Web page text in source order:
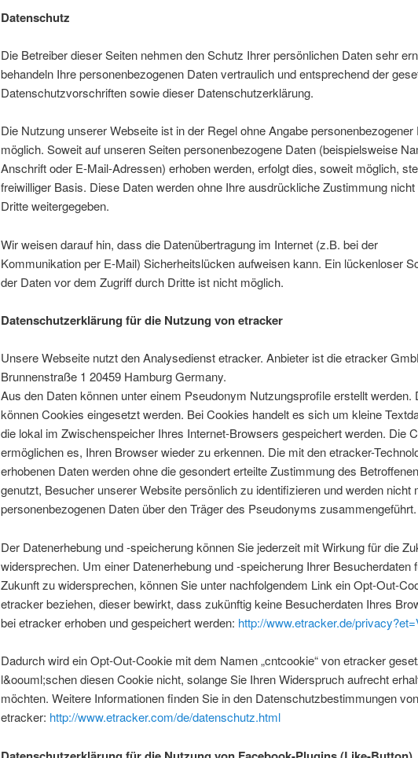
Datenschutz
Die Betreiber dieser Seiten nehmen den Schutz Ihrer persönlichen Daten sehr
behandeln Ihre personenbezogenen Daten vertraulich und entsprechend der
Datenschutzvorschriften sowie dieser Datenschutzerklärung.
Die Nutzung unserer Webseite ist in der Regel ohne Angabe personenbezogener
möglich. Soweit auf unseren Seiten personenbezogene Daten (beispielsweise
Anschrift oder E-Mail-Adressen) erhoben werden, erfolgt dies, soweit möglich,
freiwilliger Basis. Diese Daten werden ohne Ihre ausdrückliche Zustimmung nicht
Dritte weitergegeben.
Wir weisen darauf hin, dass die Datenübertragung im Internet (z.B. bei der
Kommunikation per E-Mail) Sicherheitslücken aufweisen kann. Ein lückenloser
der Daten vor dem Zugriff durch Dritte ist nicht möglich.
Datenschutzerklärung für die Nutzung von etracker
Unsere Webseite nutzt den Analysedienst etracker. Anbieter ist die etracker
Brunnenstraße 1 20459 Hamburg Germany.
Aus den Daten können unter einem Pseudonym Nutzungsprofile erstellt werden.
können Cookies eingesetzt werden. Bei Cookies handelt es sich um kleine
die lokal im Zwischenspeicher Ihres Internet-Browsers gespeichert werden. Die
ermöglichen es, Ihren Browser wieder zu erkennen. Die mit den etracker-
erhobenen Daten werden ohne die gesondert erteilte Zustimmung des
genutzt, Besucher unserer Website persönlich zu identifizieren und werden nicht
personenbezogenen Daten über den Träger des Pseudonyms zusammengeführt.
Der Datenerhebung und -speicherung können Sie jederzeit mit Wirkung für die
widersprechen. Um einer Datenerhebung und -speicherung Ihrer Besucherdaten
Zukunft zu widersprechen, können Sie unter nachfolgendem Link ein Opt-Out-
etracker beziehen, dieser bewirkt, dass zukünftig keine Besucherdaten Ihres
bei etracker erhoben und gespeichert werden: http://www.etracker.de/
Dadurch wird ein Opt-Out-Cookie mit dem Namen „cntcookie“ von etracker
l&oouml;schen diesen Cookie nicht, solange Sie Ihren Widerspruch aufrecht
möchten. Weitere Informationen finden Sie in den Datenschutzbestimmungen von
etracker: http://www.etracker.com/de/datenschutz.html